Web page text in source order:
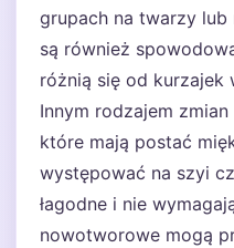
grupach na twarzy lub
są również
różnią się od kurzajek
Innym rodzajem
które mają postać
występować na szyi
łagodne i nie
nowotworowe mogą